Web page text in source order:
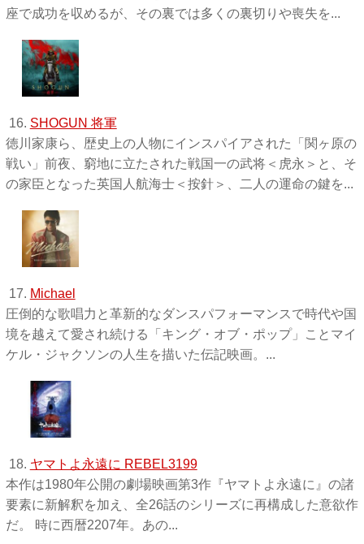
座で成功を収めるが、その裏では多くの裏切りや喪失を...
16. SHOGUN 将軍
徳川家康ら、歴史上の人物にインスパイアされた「関ヶ原の
戦い」前夜、窮地に立たされた戦国一の武将＜虎永＞と、そ
の家臣となった英国人航海士＜按針＞、二人の運命の鍵を...
17. Michael
圧倒的な歌唱力と革新的なダンスパフォーマンスで時代や国
境を越えて愛され続ける「キング・オブ・ポップ」ことマイ
ケル・ジャクソンの人生を描いた伝記映画。...
18. ヤマトよ永遠に REBEL3199
本作は1980年公開の劇場映画第3作『ヤマトよ永遠に』の諸
要素に新解釈を加え、全26話のシリーズに再構成した意欲作
だ。 時に西暦2207年。あの...